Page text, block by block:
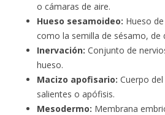
o cámaras de aire.
Hueso sesamoideo: Hueso
como la semilla de sésamo, de
Inervación: Conjunto de
hueso.
Macizo apofisario: Cuerpo
salientes o apófisis.
Mesodermo: Membrana